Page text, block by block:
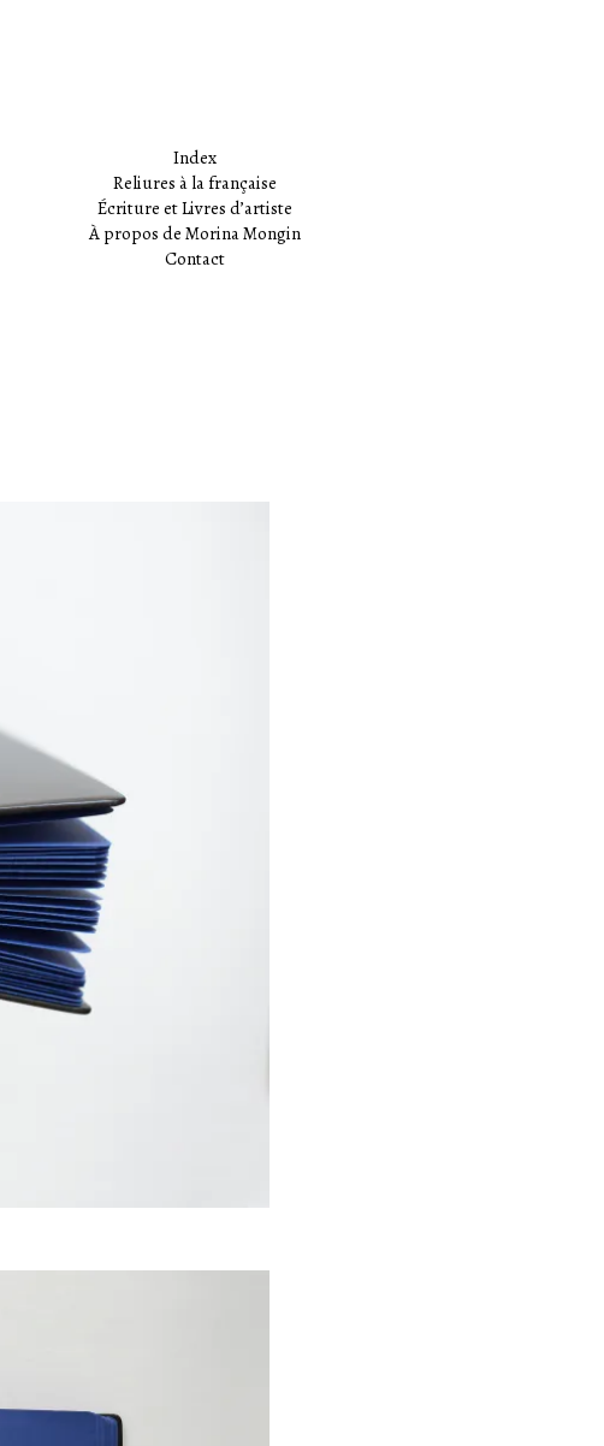
Index
Reliures à la française
Écriture et Livres d’artiste
À propos de Morina Mongin
Contact